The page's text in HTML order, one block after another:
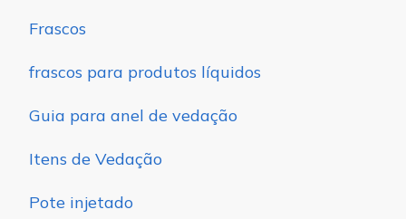
Frascos
frascos para produtos líquidos
Guia para anel de vedação
Itens de Vedação
Pote injetado